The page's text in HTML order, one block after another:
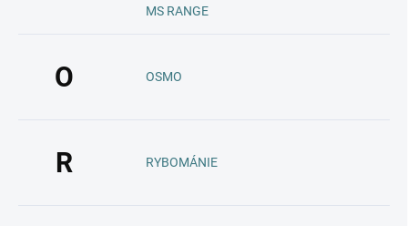
MS RANGE
O OSMO
R RYBOMÁNIE